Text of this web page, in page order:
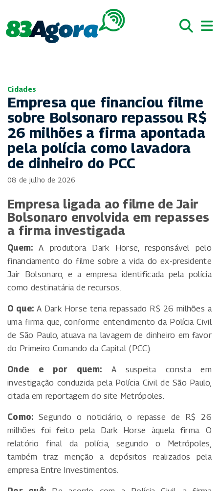
Cidades
Empresa que financiou filme
sobre Bolsonaro repassou R$
26 milhões a firma apontada
pela polícia como lavadora
de dinheiro do PCC
08 de julho de 2026
Empresa ligada ao filme de Jair
Bolsonaro envolvida em repasses
a firma investigada
Quem: A produtora Dark Horse, responsável pelo
financiamento do filme sobre a vida do ex-presidente
Jair Bolsonaro, e a empresa identificada pela polícia
como destinatária de recursos.
O que: A Dark Horse teria repassado R$ 26 milhões a
uma firma que, conforme entendimento da Polícia Civil
de São Paulo, atuava na lavagem de dinheiro em favor
do Primeiro Comando da Capital (PCC).
Onde e por quem: A suspeita consta em
investigação conduzida pela Polícia Civil de São Paulo,
citada em reportagem do site Metrópoles.
Como: Segundo o noticiário, o repasse de R$ 26
milhões foi feito pela Dark Horse àquela firma. O
relatório final da polícia, segundo o Metrópoles,
também traz menção a depósitos realizados pela
empresa Entre Investimentos.